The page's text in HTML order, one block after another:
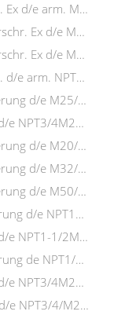
Verschr. Ex d/e arm. M32S MeNi
Blindverschr. Ex d/e M16 Me-Ni
Blindverschr. Ex d/e M25 Me-Ni
Verschr. d/e arm. NPT1/2 MeNi
Reduzierung d/e M25/M20 Mes-Ni
Erweit. d/e NPT3/4M25 Mes-Ni
Reduzierung d/e M20/M16 Mes-Ni
Reduzierung d/e M32/M25 Mes-Ni
Reduzierung d/e M50/M40 Mes-Ni
Erweiterung d/e NPT1M32 MeNi
Erweit. d/e NPT1-1/2M40 MesNi
Erweiterung de NPT1/2M20 SS316
Erweit. d/e NPT3/4M25 SS316
Reduz. d/e NPT3/4/M20 Bra-Ni